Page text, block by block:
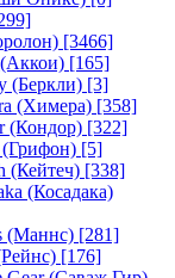
[3466]
[165]
(Беркли) [3]
(Химера) [358]
(Кондор) [322]
[5]
(Кейтеч) [338]
(Косадака)
(Маннс) [281]
[176]